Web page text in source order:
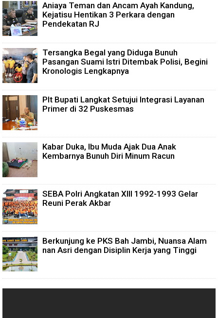
Aniaya Teman dan Ancam Ayah Kandung,
Kejatisu Hentikan 3 Perkara dengan
Pendekatan RJ
Tersangka Begal yang Diduga Bunuh
Pasangan Suami Istri Ditembak Polisi, Begini
Kronologis Lengkapnya
Plt Bupati Langkat Setujui Integrasi Layanan
Primer di 32 Puskesmas
Kabar Duka, Ibu Muda Ajak Dua Anak
Kembarnya Bunuh Diri Minum Racun
SEBA Polri Angkatan XIII 1992-1993 Gelar
Reuni Perak Akbar
Berkunjung ke PKS Bah Jambi, Nuansa Alam
nan Asri dengan Disiplin Kerja yang Tinggi